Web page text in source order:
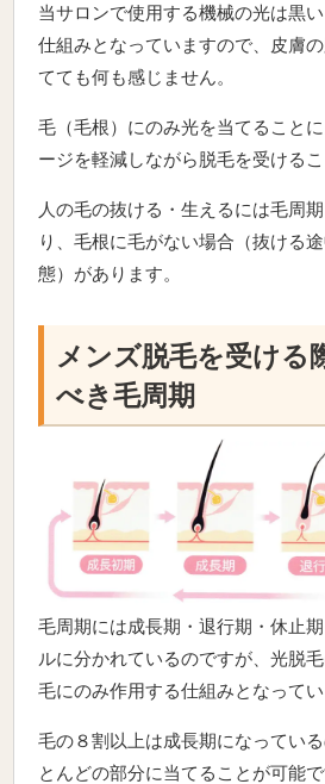
当サロンで使用する機械の光は黒
仕組みとなっていますので、皮膚
てても何も感じません。
毛（毛根）にのみ光を当てること
ージを軽減しながら脱毛を受けるこ
人の毛の抜ける・生えるには毛周
り、毛根に毛がない場合（抜ける
態）があります。
メンズ脱毛を受ける
べき毛周期
毛周期には成長期・退行期・休止
ルに分かれているのですが、光脱
毛にのみ作用する仕組みとなってい
毛の８割以上は成長期になってい
とんどの部分に当てることが可能